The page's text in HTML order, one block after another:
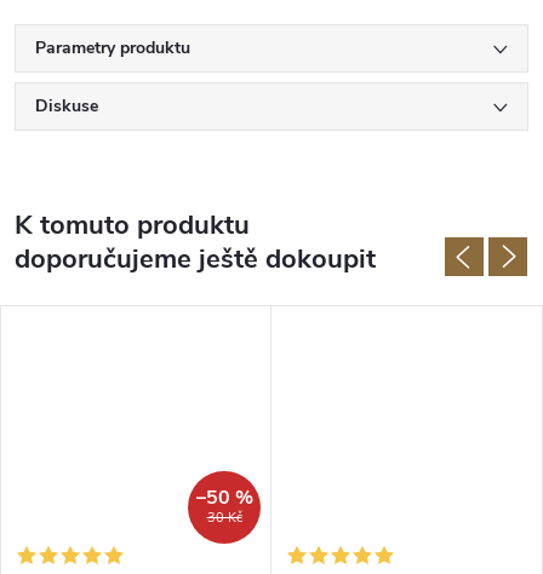
Parametry produktu
Diskuse
K tomuto produktu
doporučujeme ještě dokoupit
30 Kč
–50 %